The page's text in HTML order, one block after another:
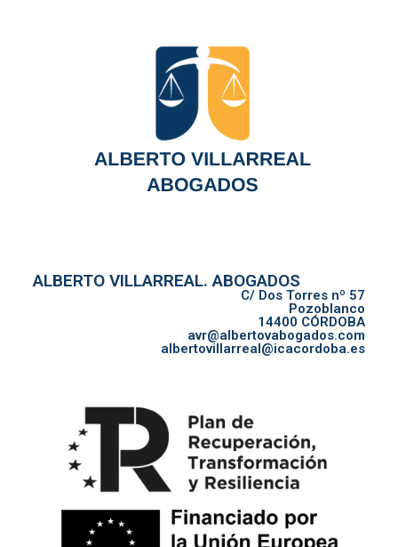
ALBERTO VILLARREAL. ABOGADOS
C/ Dos Torres nº 57
Pozoblanco
14400 CÓRDOBA
avr@albertovabogados.com
albertovillarreal@icacordoba.es